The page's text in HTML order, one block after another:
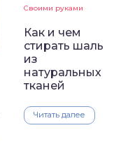
Своими руками
Как и чем
стирать шаль
из
натуральных
тканей
Читать далее